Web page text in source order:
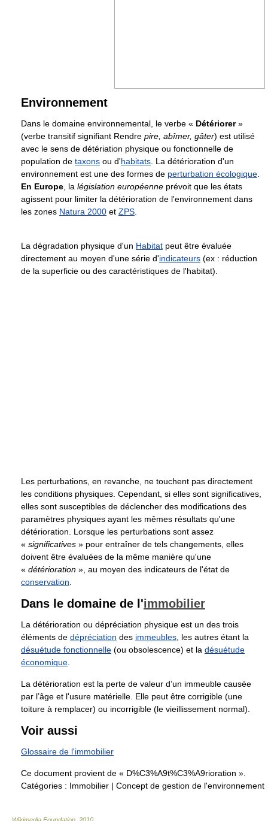
Environnement
Dans le domaine environnemental, le verbe « Détériorer»
(verbe transitif signifiant Rendre pire, abîmer, gâter) est utilisé
avec le sens de détériation physique ou fonctionnelle de
population de taxons ou d'habitats . La détérioration d'un
environnement est une des formes de perturbation écologique
En Europe , la législation européenne prévoit que les états
agissent pour limiter la détérioration de l'environnement dans
les zones Natura 2000 et ZPS
La dégradation physique d'un Habitat peut être évaluée
directement au moyen d'une série d'indicateurs (ex : réduction
de la superficie ou des caractéristiques de l'habitat).
Les perturbations, en revanche, ne touchent pas directement
les conditions physiques. Cependant, si elles sont significatives,
elles sont susceptibles de déclencher des modifications des
paramètres physiques ayant les mêmes résultats qu'une
détérioration. Lorsque les perturbations sont assez
« significatives » pour entraîner de tels changements, elles
doivent être évaluées de la même manière qu'une
« détérioration », au moyen des indicateurs de l'état de
conservation
Dans le domaine de l'immobilier
La détérioration ou dépréciation physique est un des trois
éléments de dépréciation des immeubles , les autres étant la
désuétude fonctionnelle (ou obsolescence) et la désuétude
économique
La détérioration est la perte de valeur d’un immeuble causée
par l’âge et l'usure matérielle. Elle peut être corrigible (une
toiture à remplacer) ou incorrigible (le vieillissement normal).
Voir aussi
Glossaire de l'immobilier
Ce document provient de « D%C3%A9t%C3%A9rioration ».
Catégories : Immobilier | Concept de gestion de l'environnement
Wikimedia Foundation 2010